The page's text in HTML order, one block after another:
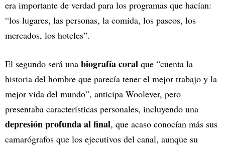
era importante de verdad para los programas que hacían:
“los lugares, las personas, la comida, los paseos, los
mercados, los hoteles”.
El segundo será una biografía coral que “cuenta la
historia del hombre que parecía tener el mejor trabajo y la
mejor vida del mundo”, anticipa Woolever, pero
presentaba características personales, incluyendo una
depresión profunda al final, que acaso conocían más sus
camarógrafos que los ejecutivos del canal, aunque su